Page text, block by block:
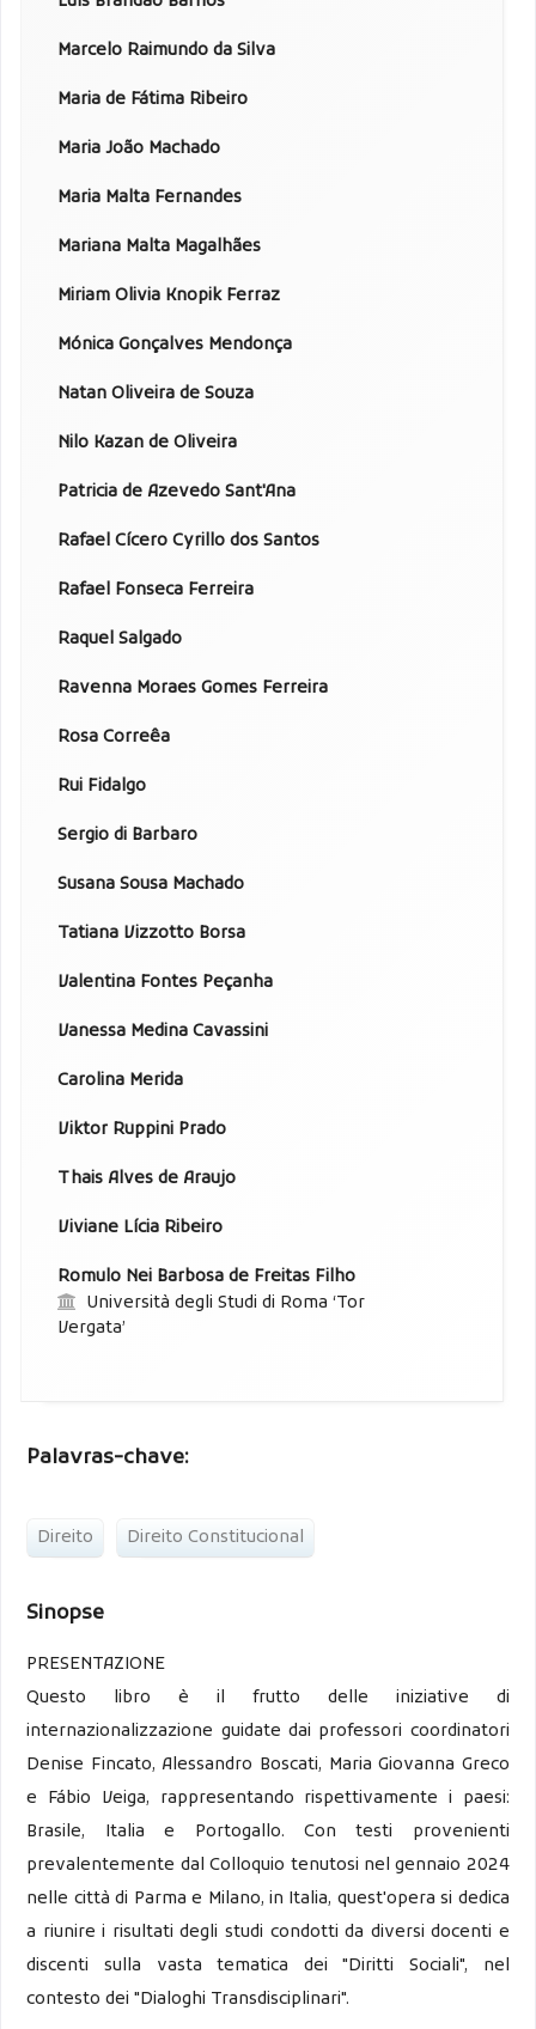
Marcelo Raimundo da Silva
Maria de Fátima Ribeiro
Maria João Machado
Maria Malta Fernandes
Mariana Malta Magalhães
Miriam Olivia Knopik Ferraz
Mónica Gonçalves Mendonça
Natan Oliveira de Souza
Nilo Kazan de Oliveira
Patricia de Azevedo Sant'Ana
Rafael Cícero Cyrillo dos Santos
Rafael Fonseca Ferreira
Raquel Salgado
Ravenna Moraes Gomes Ferreira
Rosa Correêa
Rui Fidalgo
Sergio di Barbaro
Susana Sousa Machado
Tatiana Vizzotto Borsa
Valentina Fontes Peçanha
Vanessa Medina Cavassini
Carolina Merida
Viktor Ruppini Prado
Thais Alves de Araujo
Viviane Lícia Ribeiro
Romulo Nei Barbosa de Freitas Filho
Università degli Studi di Roma ‘Tor
Vergata’
Palavras-chave:
Direito Direito Constitucional
Sinopse
PRESENTAZIONE
Questo libro è il frutto delle iniziative di
internazionalizzazione guidate dai professori coordinatori
Denise Fincato, Alessandro Boscati, Maria Giovanna Greco
e Fábio Veiga, rappresentando rispettivamente i paesi:
Brasile, Italia e Portogallo. Con testi provenienti
prevalentemente dal Colloquio tenutosi nel gennaio 2024
nelle città di Parma e Milano, in Italia, quest'opera si dedica
a riunire i risultati degli studi condotti da diversi docenti e
discenti sulla vasta tematica dei "Diritti Sociali", nel
contesto dei "Dialoghi Transdisciplinari".